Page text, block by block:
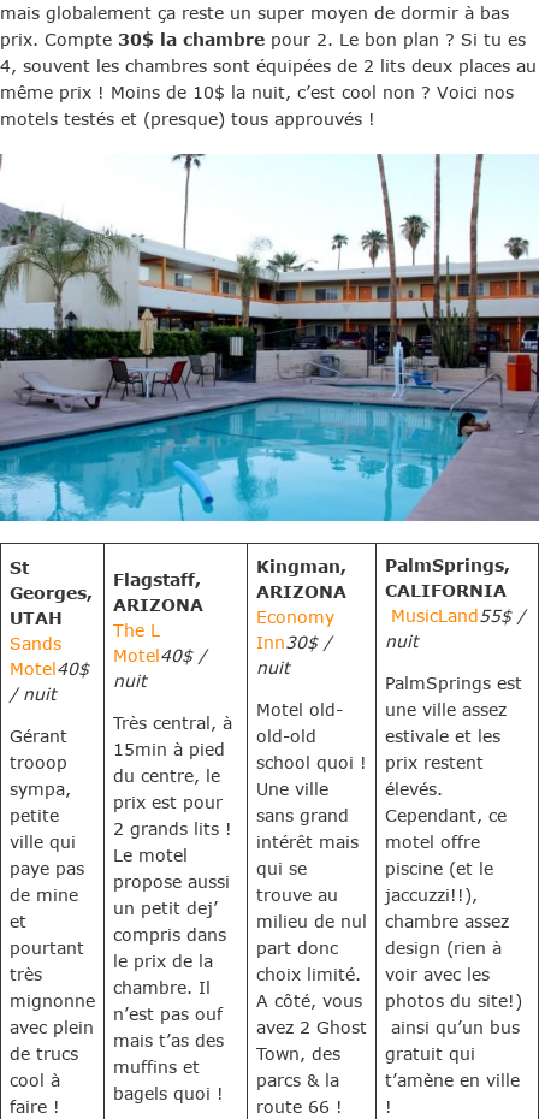
mais globalement ça reste un super moyen de dormir à bas
prix. Compte 30$ la chambre pour 2. Le bon plan ? Si tu es
4, souvent les chambres sont équipées de 2 lits deux places au
même prix ! Moins de 10$ la nuit, c’est cool non ? Voici nos
motels testés et (presque) tous approuvés !
St
Georges,
UTAH
Sands
Motel40$
/ nuit
Gérant
trooop
sympa,
petite
ville qui
paye pas
de mine
et
pourtant
très
mignonne
avec plein
de trucs
cool à
faire !
Flagstaff,
ARIZONA
The L
Motel40$ /
nuit
Très central, à
15min à pied
du centre, le
prix est pour
2 grands lits !
Le motel
propose aussi
un petit dej’
compris dans
le prix de la
chambre. Il
n’est pas ouf
mais t’as des
muffins et
bagels quoi !
Kingman,
ARIZONA
Economy
Inn30$ /
nuit
Motel old-
old-old
school quoi !
Une ville
sans grand
intérêt mais
qui se
trouve au
milieu de nul
part donc
choix limité.
A côté, vous
avez 2 Ghost
Town, des
parcs & la
route 66 !
PalmSprings,
CALIFORNIA
MusicLand55$ /
nuit
PalmSprings est
une ville assez
estivale et les
prix restent
élevés.
Cependant, ce
motel offre
piscine (et le
jaccuzzi!!),
chambre assez
design (rien à
voir avec les
photos du site!)
ainsi qu’un bus
gratuit qui
t’amène en ville
!